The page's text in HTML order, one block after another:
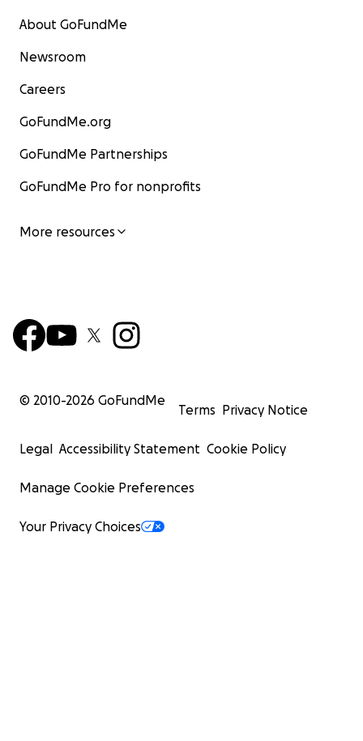
About GoFundMe
Newsroom
Careers
GoFundMe.org
GoFundMe Partnerships
GoFundMe Pro for nonprofits
More resources
© 2010-2026 GoFundMe
Terms Privacy Notice
Legal Accessibility Statement Cookie Policy
Manage Cookie Preferences
Your Privacy Choices